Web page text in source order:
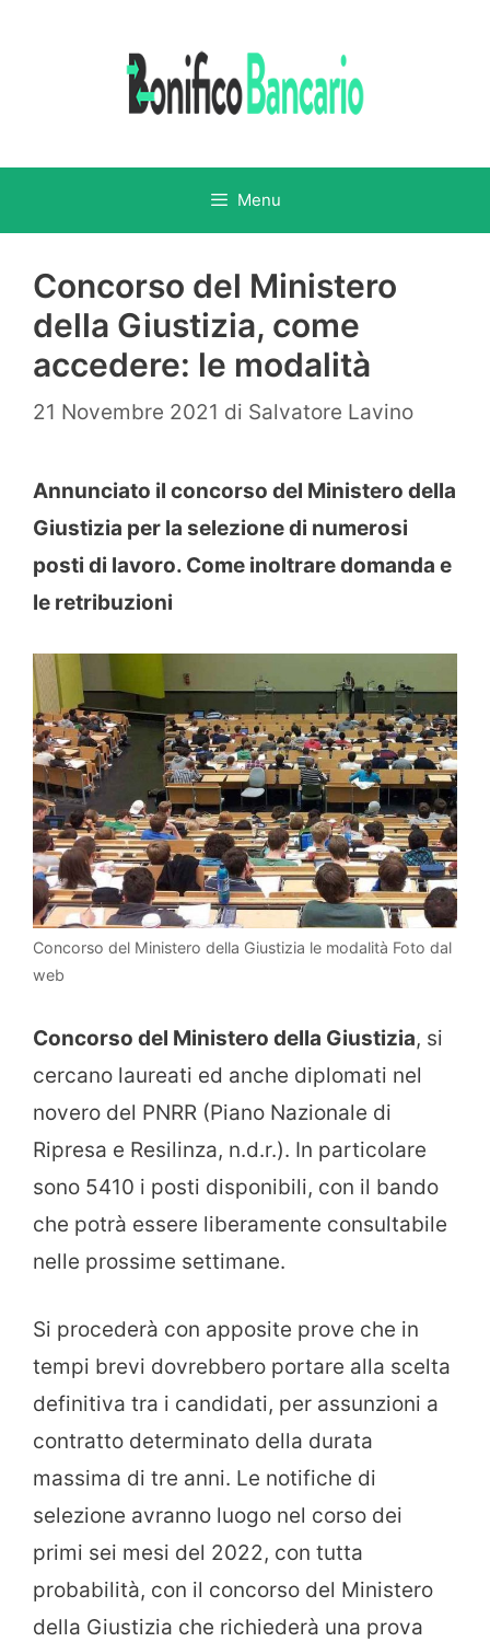
Menu
Concorso del Ministero
della Giustizia, come
accedere: le modalità
21 Novembre 2021 di Salvatore Lavino
Annunciato il concorso del Ministero della
Giustizia per la selezione di numerosi
posti di lavoro. Come inoltrare domanda e
le retribuzioni
Concorso del Ministero della Giustizia le modalità Foto dal
web
Concorso del Ministero della Giustizia, si
cercano laureati ed anche diplomati nel
novero del PNRR (Piano Nazionale di
Ripresa e Resilinza, n.d.r.). In particolare
sono 5410 i posti disponibili, con il bando
che potrà essere liberamente consultabile
nelle prossime settimane.
Si procederà con apposite prove che in
tempi brevi dovrebbero portare alla scelta
definitiva tra i candidati, per assunzioni a
contratto determinato della durata
massima di tre anni. Le notifiche di
selezione avranno luogo nel corso dei
primi sei mesi del 2022, con tutta
probabilità, con il concorso del Ministero
della Giustizia che richiederà una prova